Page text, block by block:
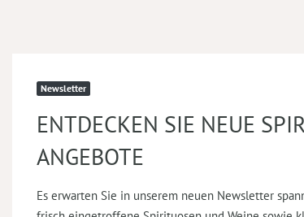
Newsletter
ENTDECKEN SIE NEUE
ANGEBOTE
Es erwarten Sie in unserem neuen Newsletter